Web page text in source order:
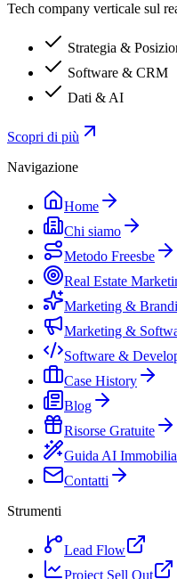
Tech company verticale sul
Strategia &
Software & CRM
Dati & AI
Scopri di più
Navigazione
Home
Chi siamo
Metodo Freesbe
Real Estate
Marketing &
Marketing &
Software &
Case History
Blog
Risorse Gratuite
Guida AI
Contatti
Strumenti
Lead Flow
Project Sell Out